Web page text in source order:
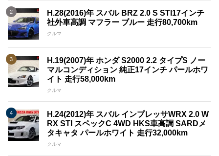
H.28(2016)年 スバル BRZ 2.0 S STI17インチ
社外車高調 マフラー ブルー 走行80,700km
クルマ
H.19(2007)年 ホンダ S2000 2.2 タイプS ノー
マルコンディション 純正17インチ パールホワ
イト 走行58,000km
クルマ
H.24(2012)年 スバル インプレッサWRX 2.0 W
RX STI スペックC 4WD HKS車高調 SARDメ
タキャタ パールホワイト 走行32,000km
クルマ